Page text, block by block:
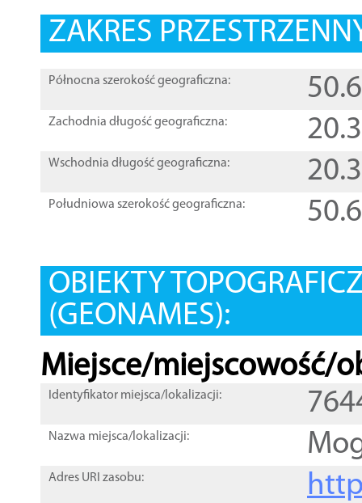
ZAKRES
Północna szerokość geograficzna:
Zachodnia długość geograficzna:
Wschodnia długość geograficzna:
Południowa szerokość geograficzna:
OBIEKTY
(GEONAMES):
Miejsce/miejscowość/
Identyfikator miejsca/lokalizacji:
Nazwa miejsca/lokalizacji:
Adres URI zasobu: